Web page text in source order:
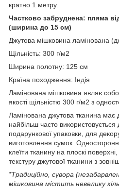
кратно 1 метру.
Частково забруднена: пляма
(ширина до 15 см)
Джутова мішковина ламінована
Щільність: 300 г/м2
Ширина полотну: 125 см
Країна походження: Індія
Ламінована мішковина являє
якості щільністю 300 г/м2 з
Ламінована джутова тканина має
найбільш часто
подарункової упаковки, для
виготовлення сумок.
клеїти тканину на плоскі
текстуру джутової тканини з
*Традиційно, сувора
мішковина містить невелику